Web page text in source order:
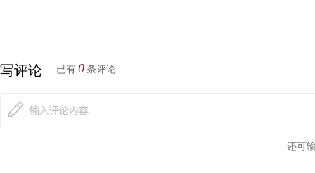
写评论 已有 0 条评论
还可